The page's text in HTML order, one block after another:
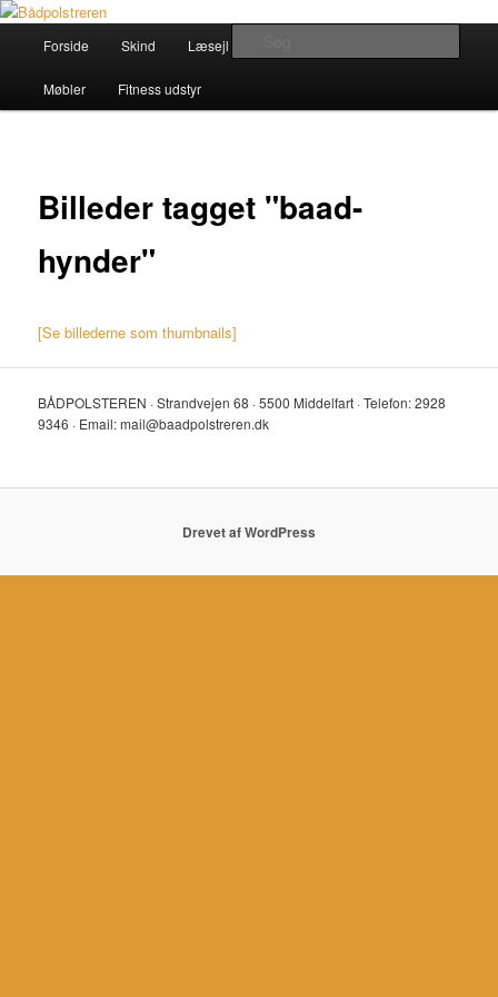
Fortsæt
primært
indholdBådpolstreren
Forside Skind Læsejl
Møbler Fitness udstyr
Billeder tagget "baad-
hynder"
[Se billederne som thumbnails]
BÅDPOLSTEREN · Strandvejen 68 · 5500 Middelfart · Telefon: 2928
9346 · Email: mail@baadpolstreren.dk
Drevet af WordPress